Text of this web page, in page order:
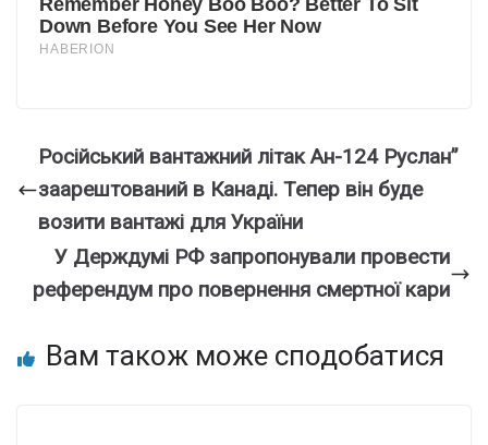
Російський вантажний літак Ан-124 Руслан”
заарештований в Канаді. Тепер він буде
возити вантажі для України
У Держдумі РФ запропонували провести
референдум про повернення смертної кари
Вам також може сподобатися